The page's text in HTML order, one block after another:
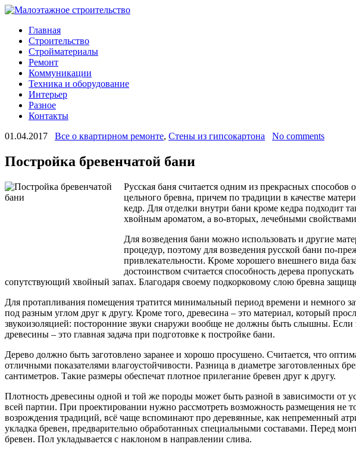
Главная
Строительство
Стройматериалы
Ремонт
Коммуникации
Техника и оборудование
Интерьер
Разное
Контакты
01.04.2017
Все о квартирном ремонте, Стены из гипсокартона No comments
Постройка бревенчатой бани
Русская баня считается одним из прекрасных
цельного бревна, причем по традиции в качестве
кедр. Для отделки внутри бани кроме кедра подходит
хвойным ароматом, а во-вторых, лечебными
Для возведения бани можно использовать и другие
процедур, поэтому для возведения русской бани по-
привлекательности. Кроме хорошего внешнего вида
достоинством считается способность дерева
сопутствующий хвойный запах. Благодаря своему подкорковому слою бревна
Для протапливания помещения тратится минимальный период времени и немного
под разным углом друг к другу. Кроме того, древесина – это материал, который
звукоизоляцией: посторонние звуки снаружи вообще не должны быть слышны.
древесины – это главная задача при подготовке к постройке бани.
Дерево должно быть заготовлено заранее и хорошо просушено. Считается, что
отличными показателями влагоустойчивости. Разница в диаметре заготовленных
сантиметров. Такие размеры обеспечат плотное прилегание бревен друг к другу.
Плотность древесины одной и той же породы может быть разной в зависимости от
всей партии. При проектировании нужно рассмотреть возможность размещения не
возрождения традиций, всё чаще вспоминают про деревянные, как непременный
укладка бревен, предварительно обработанных специальными составами. Перед
бревен. Пол укладывается с наклоном в направлении слива.